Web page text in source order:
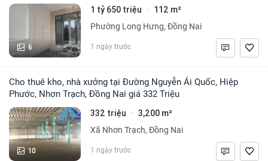
6
1 tỷ 650 triệu · 112 m²
Phường Long Hưng, Đồng Nai
1 ngày trước
Cho thuê kho, nhà xưởng tại Đường Nguyễn Ái Quốc, Hiệp
Phước, Nhơn Trạch, Đồng Nai giá 332 Triệu
10
332 triệu · 3,200 m²
Xã Nhơn Trạch, Đồng Nai
1 ngày trước